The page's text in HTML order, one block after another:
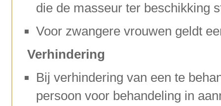
die de masseur ter beschikking
Voor zwangere vrouwen geldt
Verhindering
Bij verhindering van een te
persoon voor behandeling in